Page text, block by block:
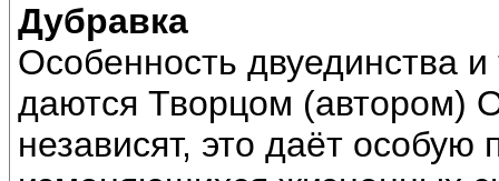
Дубравка
Особенность двуединства
даются Творцом (автором)
независят, это даёт особую